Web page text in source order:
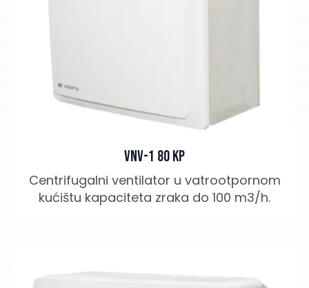
VNV-1 80 KP
Centrifugalni ventilator u vatrootpornom
kućištu kapaciteta zraka do 100 m3/h.